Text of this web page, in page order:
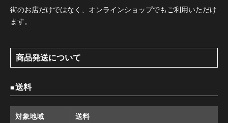
街のお店だけではなく、オンラインショップでもご利用いただけ
ます。
商品発送について
送料
対象地域 送料